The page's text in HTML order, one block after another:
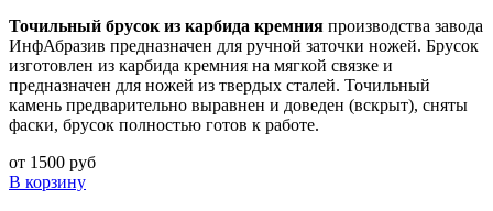
Точильный брусок из карбида кремния производства завода
ИнфАбразив предназначен для ручной заточки ножей. Брусок
изготовлен из карбида кремния на мягкой связке и
предназначен для ножей из твердых сталей. Точильный
камень предварительно выравнен и доведен (вскрыт), сняты
фаски, брусок полностью готов к работе.
от 1500 руб
В корзину